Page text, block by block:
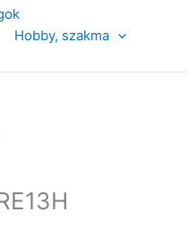
Hobby, szakma